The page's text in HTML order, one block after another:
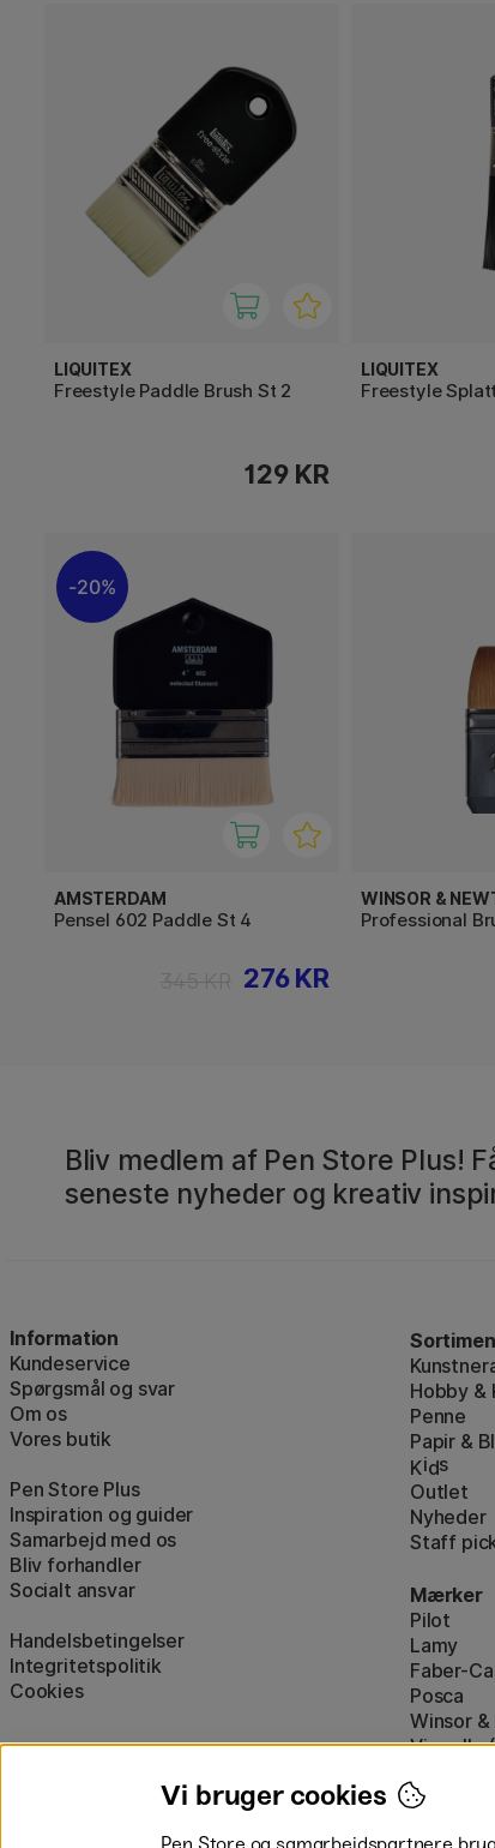
LIQUITEX
Freestyle Paddle Brush St 2
129 KR
LIQUITEX
Freestyle
20%
AMSTERDAM
Pensel 602 Paddle St 4
276 KR
WINSOR &
Professional
Bliv medlem af Pen Store Plus!
seneste nyheder og kreativ
Information
Kundeservice
Spørgsmål og svar
Om os
Vores butik
Pen Store Plus
Inspiration og guider
Samarbejd med os
Bliv forhandler
Socialt ansvar
Handelsbetingelser
Integritetspolitik
Cookies
Hobby
Penne
Papir &
Kids
Outlet
Nyheder
Staff
Mærker
Pilot
Lamy
Faber-
Posca
Winsor
Visa alle
Vi bruger cookies